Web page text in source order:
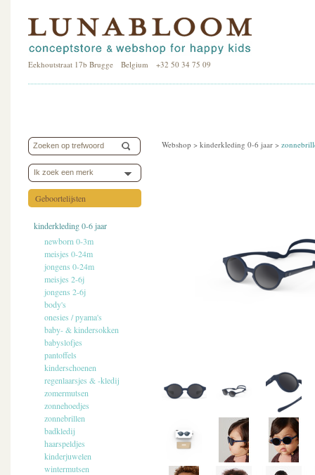
Eekhoutstraat 17b Brugge Belgium +32 50 34 75 09
Ik zoek een merk
Geboortelijsten
kinderkleding 0-6 jaar
newborn 0-3m
meisjes 0-24m
jongens 0-24m
meisjes 2-6j
jongens 2-6j
body's
onesies / pyama's
baby- & kindersokken
babyslofjes
pantoffels
kinderschoenen
regenlaarsjes & -kledij
zomermutsen
zonnehoedjes
zonnebrillen
badkledij
haarspeldjes
kinderjuwelen
wintermutsen
Webshop > kinderkleding 0-6 jaar >